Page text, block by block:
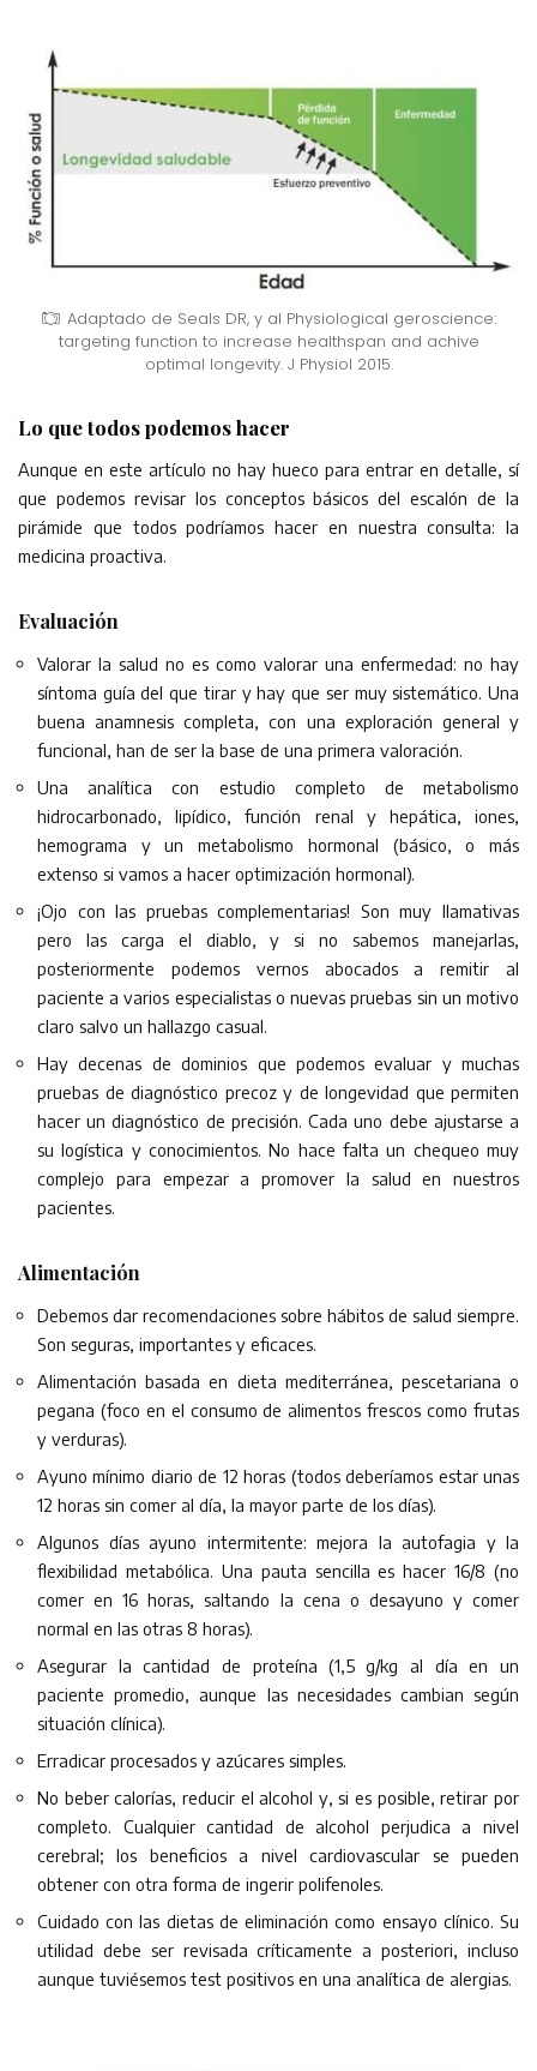
Adaptado de Seals DR, y al Physiological geroscience:
targeting function to increase healthspan and achive
optimal longevity. J Physiol 2015.
Lo que todos podemos hacer
Aunque en este artículo no hay hueco para entrar en detalle, sí
que podemos revisar los conceptos básicos del escalón de la
pirámide que todos podríamos hacer en nuestra consulta: la
medicina proactiva.
Evaluación
Valorar la salud no es como valorar una enfermedad: no hay
síntoma guía del que tirar y hay que ser muy sistemático. Una
buena anamnesis completa, con una exploración general y
funcional, han de ser la base de una primera valoración.
Una analítica con estudio completo de metabolismo
hidrocarbonado, lipídico, función renal y hepática, iones,
hemograma y un metabolismo hormonal (básico, o más
extenso si vamos a hacer optimización hormonal).
¡Ojo con las pruebas complementarias! Son muy llamativas
pero las carga el diablo, y si no sabemos manejarlas,
posteriormente podemos vernos abocados a remitir al
paciente a varios especialistas o nuevas pruebas sin un motivo
claro salvo un hallazgo casual.
Hay decenas de dominios que podemos evaluar y muchas
pruebas de diagnóstico precoz y de longevidad que permiten
hacer un diagnóstico de precisión. Cada uno debe ajustarse a
su logística y conocimientos. No hace falta un chequeo muy
complejo para empezar a promover la salud en nuestros
pacientes.
Alimentación
Debemos dar recomendaciones sobre hábitos de salud siempre.
Son seguras, importantes y eficaces.
Alimentación basada en dieta mediterránea, pescetariana o
pegana (foco en el consumo de alimentos frescos como frutas
y verduras).
Ayuno mínimo diario de 12 horas (todos deberíamos estar unas
12 horas sin comer al día, la mayor parte de los días).
Algunos días ayuno intermitente: mejora la autofagia y la
flexibilidad metabólica. Una pauta sencilla es hacer 16/8 (no
comer en 16 horas, saltando la cena o desayuno y comer
normal en las otras 8 horas).
Asegurar la cantidad de proteína (1,5 g/kg al día en un
paciente promedio, aunque las necesidades cambian según
situación clínica).
Erradicar procesados y azúcares simples.
No beber calorías, reducir el alcohol y, si es posible, retirar por
completo. Cualquier cantidad de alcohol perjudica a nivel
cerebral; los beneficios a nivel cardiovascular se pueden
obtener con otra forma de ingerir polifenoles.
Cuidado con las dietas de eliminación como ensayo clínico. Su
utilidad debe ser revisada críticamente a posteriori, incluso
aunque tuviésemos test positivos en una analítica de alergias.